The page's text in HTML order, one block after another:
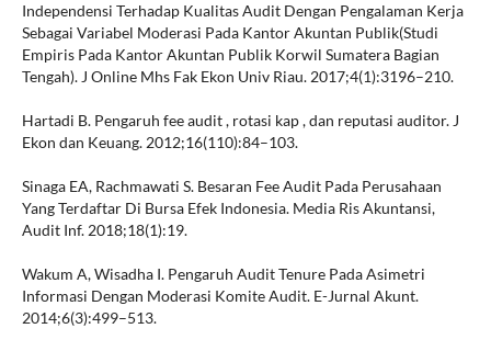
Independensi Terhadap Kualitas Audit Dengan Pengalaman Kerja
Sebagai Variabel Moderasi Pada Kantor Akuntan Publik(Studi
Empiris Pada Kantor Akuntan Publik Korwil Sumatera Bagian
Tengah). J Online Mhs Fak Ekon Univ Riau. 2017;4(1):3196–210.
Hartadi B. Pengaruh fee audit , rotasi kap , dan reputasi auditor. J
Ekon dan Keuang. 2012;16(110):84–103.
Sinaga EA, Rachmawati S. Besaran Fee Audit Pada Perusahaan
Yang Terdaftar Di Bursa Efek Indonesia. Media Ris Akuntansi,
Audit Inf. 2018;18(1):19.
Wakum A, Wisadha I. Pengaruh Audit Tenure Pada Asimetri
Informasi Dengan Moderasi Komite Audit. E-Jurnal Akunt.
2014;6(3):499–513.